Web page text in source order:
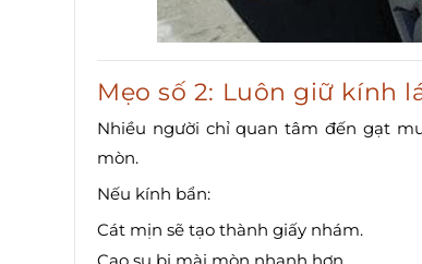
Mẹo số 2: Luôn giữ kính
Nhiều người chỉ quan tâm đến gạt
mòn.
Nếu kính bẩn:
Cát mịn sẽ tạo thành giấy nhám.